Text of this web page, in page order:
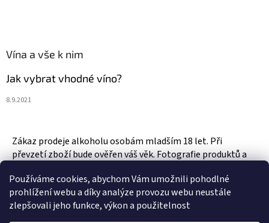
Používáme cookies, abychom Vám umožnili pohodlné
prohlížení webu a díky analýze provozu webu neustále
zlepšovali jeho funkce, výkon a použitelnost
Vína a vše k nim
Jak vybrat vhodné víno?
8.9.2021
Zákaz prodeje alkoholu osobám mladším 18 let. Při
převzetí zboží bude ověřen váš věk. Fotografie produktů a